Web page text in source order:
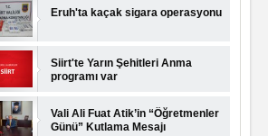
Eruh'ta kaçak sigara operasyonu
Siirt'te Yarın Şehitleri Anma
programı var
Vali Ali Fuat Atik’in “Öğretmenler
Günü” Kutlama Mesajı